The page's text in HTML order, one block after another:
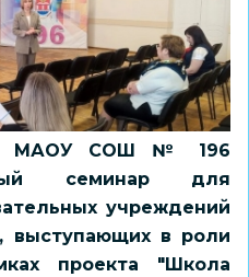
МАОУ СОШ № 196
семинар для
учреждений
выступающих в роли
проекта "Школа